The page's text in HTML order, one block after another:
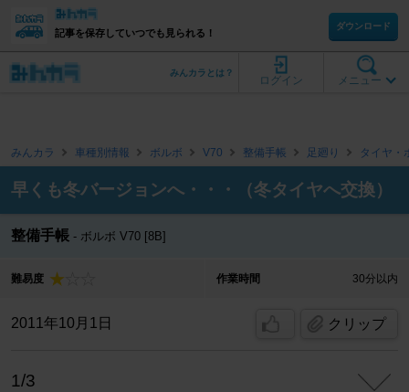
記事を保存していつでも見られる！
ダウンロード
メニュー
ログイン
みんカラとは？
みんカラ 車種別情報 ボルボ V70 整備手帳 足廻り タイヤ・
早くも冬バージョンへ・・・（冬タイヤへ交換）
整備手帳 ボルボ V70 [8B]
難易度 作業時間 30分以内
2011年10月1日 クリップ
1/3